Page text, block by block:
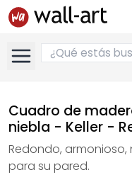
Cuadro de
niebla - Keller -
Redondo,
para su pared.